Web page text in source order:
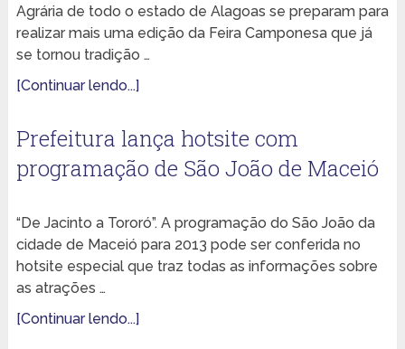
Agrária de todo o estado de Alagoas se preparam para
realizar mais uma edição da Feira Camponesa que já
se tornou tradição …
[Continuar lendo...]
Prefeitura lança hotsite com
programação de São João de Maceió
“De Jacinto a Tororó”. A programação do São João da
cidade de Maceió para 2013 pode ser conferida no
hotsite especial que traz todas as informações sobre
as atrações …
[Continuar lendo...]